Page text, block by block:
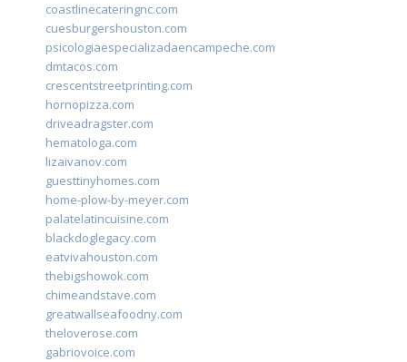
coastlinecateringnc.com
cuesburgershouston.com
psicologiaespecializadaencampeche.com
dmtacos.com
crescentstreetprinting.com
hornopizza.com
driveadragster.com
hematologa.com
lizaivanov.com
guesttinyhomes.com
home-plow-by-meyer.com
palatelatincuisine.com
blackdoglegacy.com
eatvivahouston.com
thebigshowok.com
chimeandstave.com
greatwallseafoodny.com
theloverose.com
gabriovoice.com